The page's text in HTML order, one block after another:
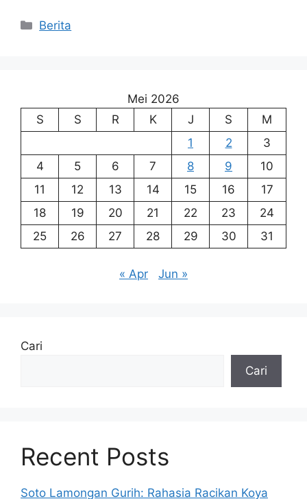
Kategori
Berita
Mei 2026
S
S R K J S
M
1
2
3
4
5 6 7 8 9
10
11
12 13 14 15 16
17
18
19 20 21 22 23
24
25
26 27 28 29 30 31
« Apr Jun »
Cari
Cari
Recent Posts
Soto Lamongan Gurih: Rahasia Racikan Koya